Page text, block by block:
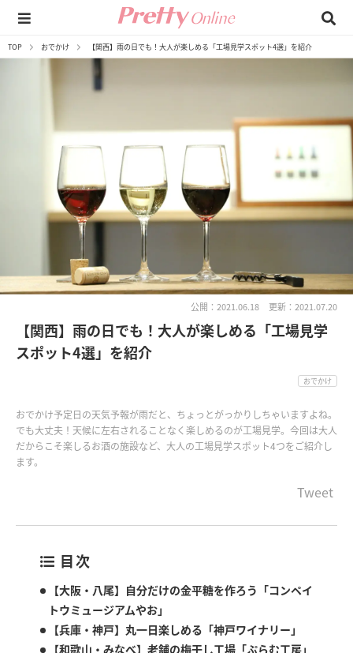
TOP おでかけ 【関西】雨の日でも！大人が楽しめる「工場見学スポット4選」を紹介
公開：2021.06.18 更新：2021.07.20
【関西】雨の日でも！大人が楽しめる「工場見学
スポット4選」を紹介
おでかけ
おでかけ予定日の天気予報が雨だと、ちょっとがっかりしちゃいますよね。
でも大丈夫！天候に左右されることなく楽しめるのが工場見学。今回は大人
だからこそ楽しるお酒の施設など、大人の工場見学スポット4つをご紹介し
ます。
Tweet
目次
【大阪・八尾】自分だけの金平糖を作ろう「コンペイ
トウミュージアムやお」
【兵庫・神戸】丸一日楽しめる「神戸ワイナリー」
【和歌山・みなべ】老舗の梅干し工場「ぷらむ工房」